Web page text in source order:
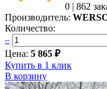
0 | 862
Производитель:
Количество:
–
Цена: 5 865 ₽
Купить в 1 клик
В корзину